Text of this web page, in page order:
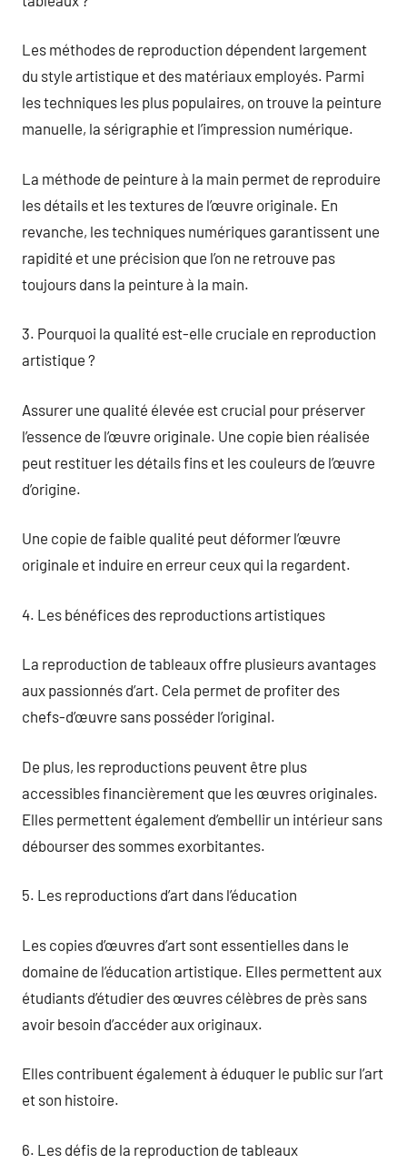
Les méthodes de reproduction dépendent largement
du style artistique et des matériaux employés. Parmi
les techniques les plus populaires, on trouve la peinture
manuelle, la sérigraphie et l’impression numérique.
La méthode de peinture à la main permet de reproduire
les détails et les textures de l’œuvre originale. En
revanche, les techniques numériques garantissent une
rapidité et une précision que l’on ne retrouve pas
toujours dans la peinture à la main.
3. Pourquoi la qualité est-elle cruciale en reproduction
artistique ?
Assurer une qualité élevée est crucial pour préserver
l’essence de l’œuvre originale. Une copie bien réalisée
peut restituer les détails fins et les couleurs de l’œuvre
d’origine.
Une copie de faible qualité peut déformer l’œuvre
originale et induire en erreur ceux qui la regardent.
4. Les bénéfices des reproductions artistiques
La reproduction de tableaux offre plusieurs avantages
aux passionnés d’art. Cela permet de profiter des
chefs-d’œuvre sans posséder l’original.
De plus, les reproductions peuvent être plus
accessibles financièrement que les œuvres originales.
Elles permettent également d’embellir un intérieur sans
débourser des sommes exorbitantes.
5. Les reproductions d’art dans l’éducation
Les copies d’œuvres d’art sont essentielles dans le
domaine de l’éducation artistique. Elles permettent aux
étudiants d’étudier des œuvres célèbres de près sans
avoir besoin d’accéder aux originaux.
Elles contribuent également à éduquer le public sur l’art
et son histoire.
6. Les défis de la reproduction de tableaux